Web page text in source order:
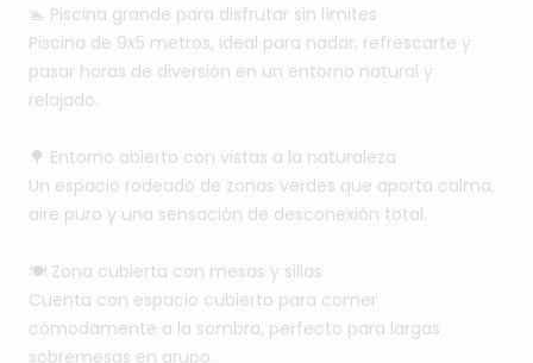
🏊 Piscina grande para disfrutar sin límites
Piscina de 9x5 metros, ideal para nadar, refrescarte y
pasar horas de diversión en un entorno natural y
relajado.
🌳 Entorno abierto con vistas a la naturaleza
Un espacio rodeado de zonas verdes que aporta calma,
aire puro y una sensación de desconexión total.
🍽️ Zona cubierta con mesas y sillas
Cuenta con espacio cubierto para comer
cómodamente a la sombra, perfecto para largas
sobremesas en grupo.